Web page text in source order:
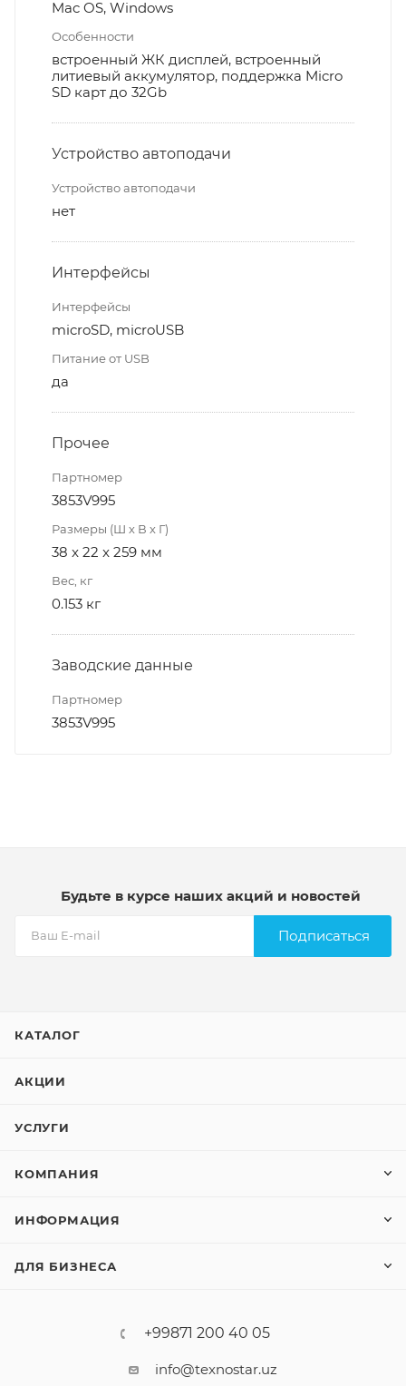
Mac OS, Windows
Особенности
встроенный ЖК дисплей, встроенный
литиевый аккумулятор, поддержка Micro
SD карт до 32Gb
Устройство автоподачи
Устройство автоподачи
нет
Интерфейсы
Интерфейсы
microSD, microUSB
Питание от USB
да
Прочее
Партномер
3853V995
Размеры (Ш х В х Г)
38 x 22 x 259 мм
Вес, кг
0.153 кг
Заводские данные
Партномер
3853V995
Будьте в курсе наших акций и новостей
Подписаться
КАТАЛОГ
АКЦИИ
УСЛУГИ
КОМПАНИЯ
ИНФОРМАЦИЯ
ДЛЯ БИЗНЕСА
+99871 200 40 05
info@texnostar.uz